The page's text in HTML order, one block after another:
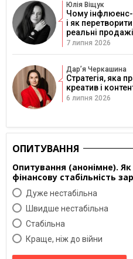
Юлія Віщук
Чому
і як
реальні продажі
7 липня 2026
Дарʼя Черкашина
Стратегія, яка
креатив і
6 липня 2026
ОПИТУВАННЯ
Опитування (анонімне).
фінансову стабільність
Дуже нестабільна
Швидше нестабільна
Cтабільна
Краще, ніж до війни